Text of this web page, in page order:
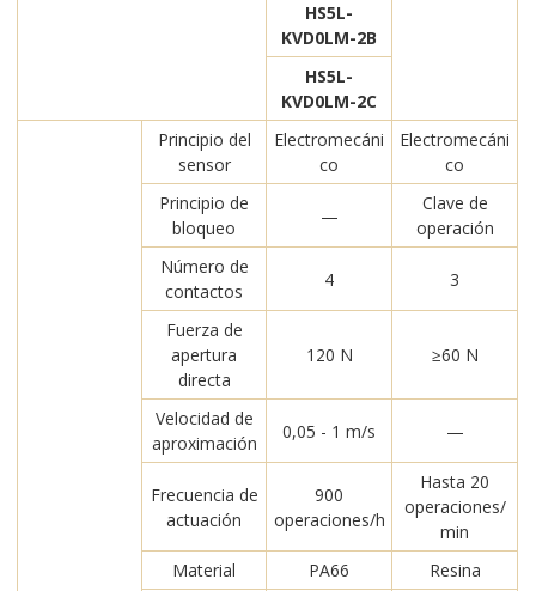
HS5L-
KVD0LM-2B
HS5L-
KVD0LM-2C
Principio del
sensor
Electromecáni
co
Electromecáni
co
Principio de
bloqueo
—
Clave de
operación
Número de
contactos
4 3
Fuerza de
apertura
directa
120 N ≥60 N
Velocidad de
aproximación
0,05 - 1 m/s —
Frecuencia de
actuación
900
operaciones/h
Hasta 20
operaciones/
min
Material
PA66
Resina